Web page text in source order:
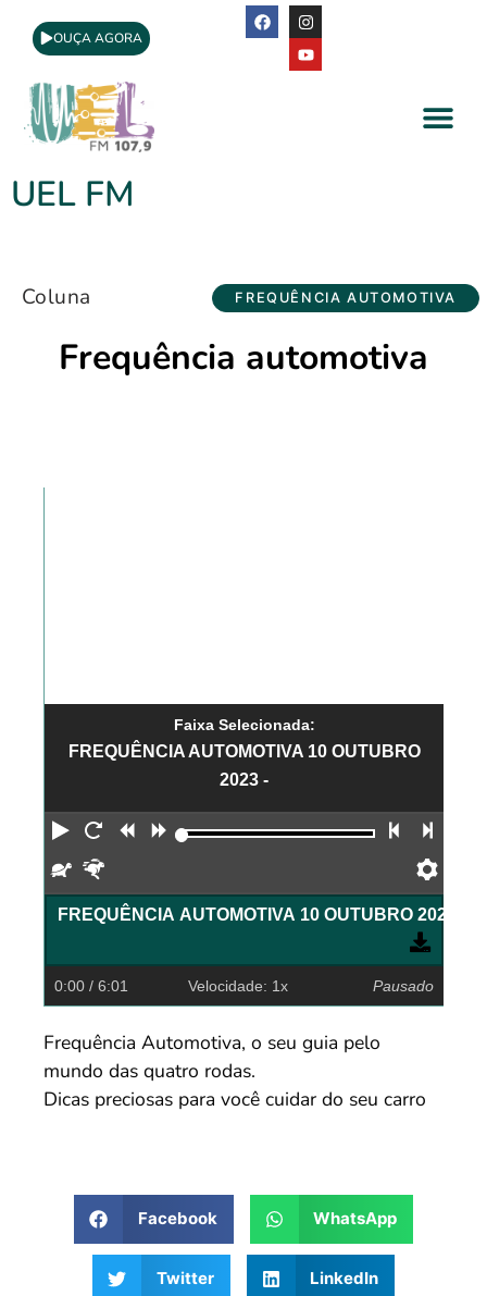
OUÇA AGORA
UEL FM
Coluna FREQUÊNCIA AUTOMOTIVA
Frequência automotiva
Faixa Selecionada:
FREQUÊNCIA AUTOMOTIVA 10 OUTUBRO
2023 -
Reproduzir
Reiniciar
Retroceder
Avançar Faixa
Devagar
0:00 / 6:01 Velocidade: 1x Pausado
Frequência Automotiva, o seu guia pelo
mundo das quatro rodas.
Dicas preciosas para você cuidar do seu carro
Facebook WhatsApp
Twitter LinkedIn